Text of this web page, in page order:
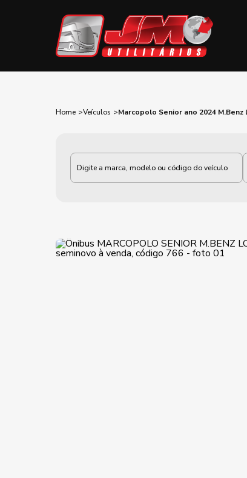
Home Veículos Marcopolo Senior ano 2024 M.Benz
Categoria